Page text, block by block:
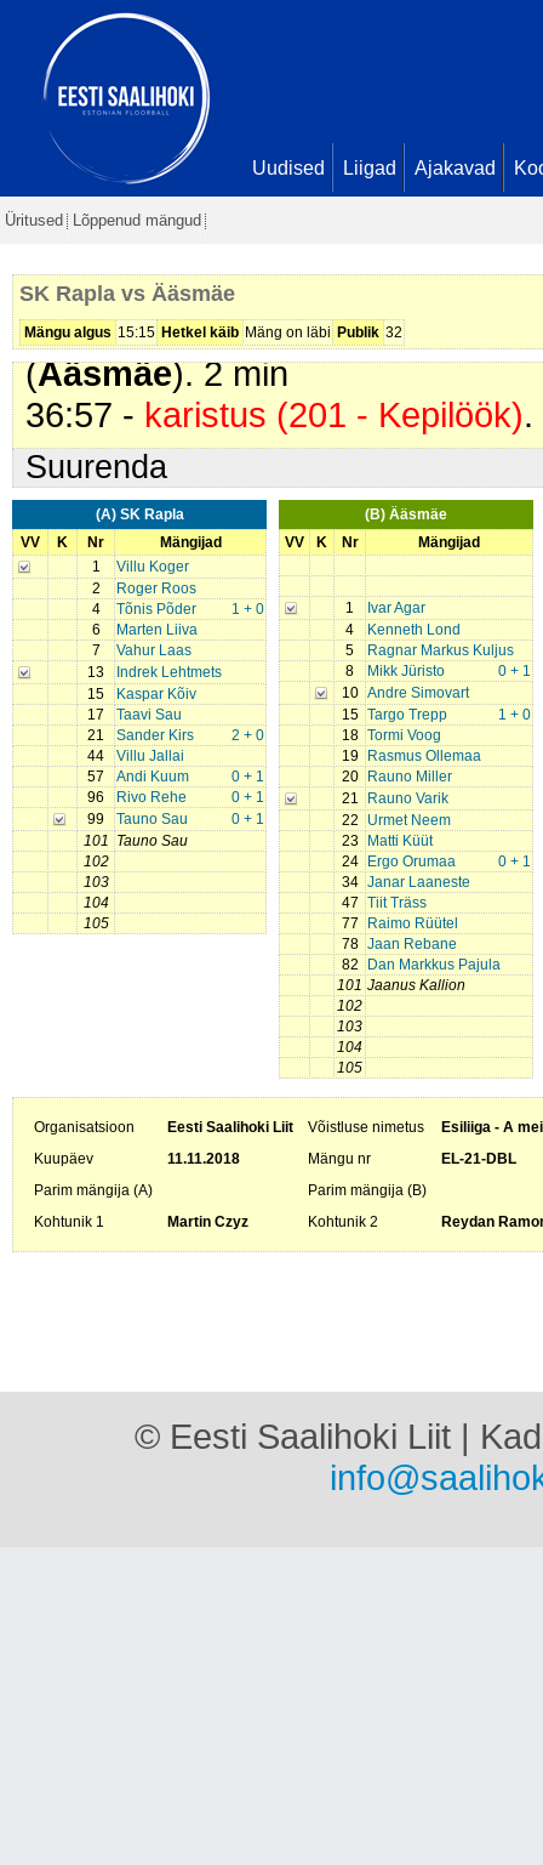
Uudised Liigad Ajakavad
Üritused Lõppenud mängud
SK Rapla vs Ääsmäe
Mängu algus 15:15 Hetkel käib Mäng on läbi Publik 32
03:01 -värav
09:06 -värav
09:49 - värav . Targo Trepp (
15:59 -värav. Paul Theodor Oja (
16:30 -värav. Tõnis Põder (
17:57 -karistus (203 - Kepi
(Ääsmäe). 2 min
36:57 - karistus (201 - Kepilöök).
Suurenda
(A) SK Rapla
VV
K Nr
Mängijad
1
Villu Koger
2
Roger Roos
4
1 + 0
Tõnis Põder
6
Marten Liiva
7
Vahur Laas
13
Indrek Lehtmets
15
Kaspar Kõiv
17
Taavi Sau
21
2 + 0
Sander Kirs
44
Villu Jallai
57
0 + 1
Andi Kuum
96
0 + 1
Rivo Rehe
99
0 + 1
Tauno Sau
101 Tauno Sau
102
103
104
105
(B) Ääsmäe
VV
K Nr Mängijad
1
Ivar Agar
4
Kenneth Lond
5
Ragnar Markus Kuljus
8
0 + 1
Mikk Jüristo
10 Andre Simovart
15
1 + 0
Targo Trepp
18 Tormi Voog
19
Rasmus Ollemaa
20
Rauno Miller
21
Rauno Varik
22
Urmet Neem
23
Matti Küüt
24
0 + 1
Ergo Orumaa
34 Janar Laaneste
47 Tiit Träss
77
Raimo Rüütel
78 Jaan Rebane
82
Dan Markkus Pajula
101 Jaanus Kallion
102
103
104
105
Organisatsioon Eesti Saalihoki Liit Võistluse nimetus
Esiliiga - A
Kuupäev
11.11.2018 Mängu nr
EL-21-DBL
Parim mängija (A)
Parim mängija (B)
Kohtunik 1
Martin Czyz Kohtunik 2 Reydan
© Eesti Saalihoki Liit |